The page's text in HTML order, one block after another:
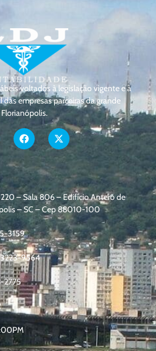
voltados à legislação vigente e à
das empresas parceiras da grande
Florianópolis.
– Sala 806 – Edifício Antero de
– SC – Cep 88010-100
3159
9564
2775